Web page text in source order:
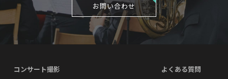
お問い合わせ
コンサート撮影
よくある質問